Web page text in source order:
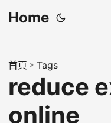
Home
首頁 » Tags
reduce
online